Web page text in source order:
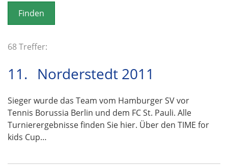
o
n
68 Treffer:
11. Norderstedt 2011
Sieger wurde das Team vom Hamburger SV vor
Tennis Borussia Berlin und dem FC St. Pauli. Alle
Turnierergebnisse finden Sie hier. Über den TIME for
kids Cup…